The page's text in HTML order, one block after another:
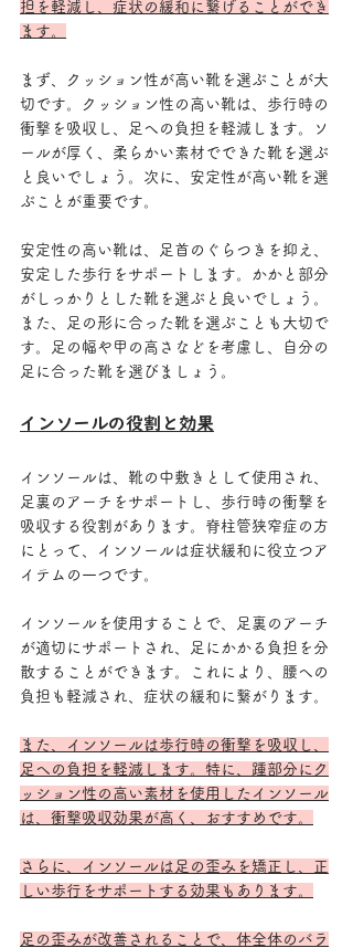
担を軽減し、症状の緩和に繋げることができ
ます。
まず、クッション性が高い靴を選ぶことが大
切です。クッション性の高い靴は、歩行時の
衝撃を吸収し、足への負担を軽減します。ソ
ールが厚く、柔らかい素材でできた靴を選ぶ
と良いでしょう。次に、安定性が高い靴を選
ぶことが重要です。
安定性の高い靴は、足首のぐらつきを抑え、
安定した歩行をサポートします。かかと部分
がしっかりとした靴を選ぶと良いでしょう。
また、足の形に合った靴を選ぶことも大切で
す。足の幅や甲の高さなどを考慮し、自分の
足に合った靴を選びましょう。
インソールの役割と効果
インソールは、靴の中敷きとして使用され、
足裏のアーチをサポートし、歩行時の衝撃を
吸収する役割があります。脊柱管狭窄症の方
にとって、インソールは症状緩和に役立つア
イテムの一つです。
インソールを使用することで、足裏のアーチ
が適切にサポートされ、足にかかる負担を分
散することができます。これにより、腰への
負担も軽減され、症状の緩和に繋がります。
また、インソールは歩行時の衝撃を吸収し、
足への負担を軽減します。特に、踵部分にク
ッション性の高い素材を使用したインソール
は、衝撃吸収効果が高く、おすすめです。
さらに、インソールは足の歪みを矯正し、正
しい歩行をサポートする効果もあります。
足の歪みが改善されることで、体全体のバラ